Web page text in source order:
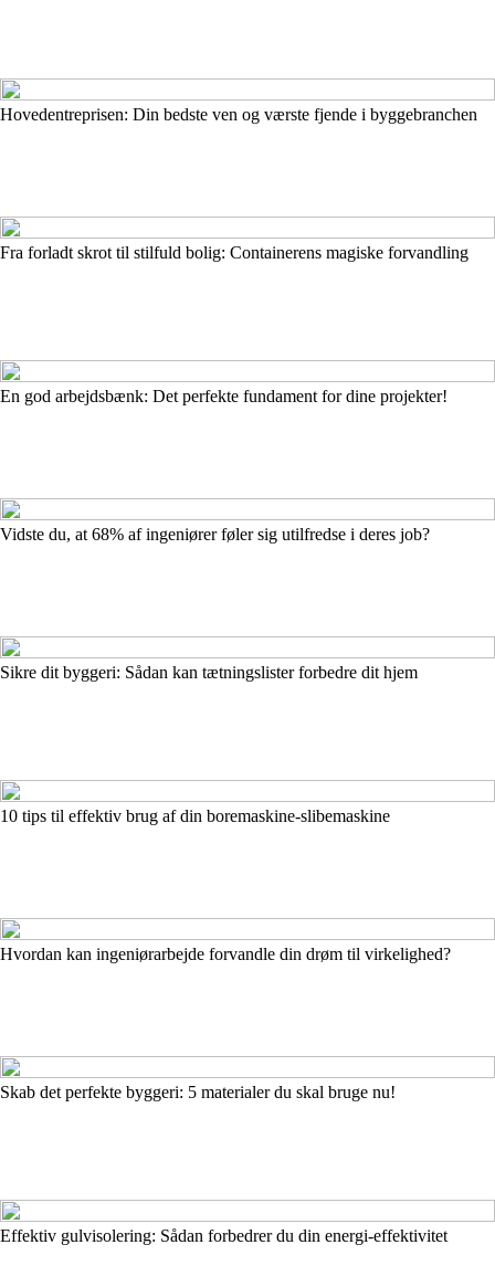
Hovedentreprisen: Din bedste ven og værste fjende i byggebranchen
Fra forladt skrot til stilfuld bolig: Containerens magiske forvandling
En god arbejdsbænk: Det perfekte fundament for dine projekter!
Vidste du, at 68% af ingeniører føler sig utilfredse i deres job?
Sikre dit byggeri: Sådan kan tætningslister forbedre dit hjem
10 tips til effektiv brug af din boremaskine-slibemaskine
Hvordan kan ingeniørarbejde forvandle din drøm til virkelighed?
Skab det perfekte byggeri: 5 materialer du skal bruge nu!
Effektiv gulvisolering: Sådan forbedrer du din energi-effektivitet